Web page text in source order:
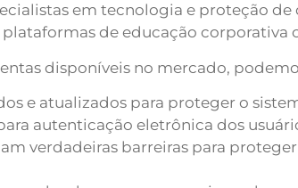
em tecnologia e proteção
de educação corporativa
disponíveis no mercado,
e atualizados para proteger o
autenticação eletrônica dos
verdadeiras barreiras para